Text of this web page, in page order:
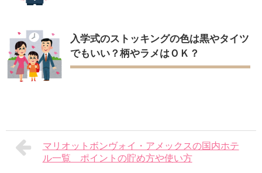
入学式のストッキングの色は黒やタイツ
でもいい？柄やラメはＯＫ？
マリオットボンヴォイ・アメックスの国内ホテ
ル一覧 ポイントの貯め方や使い方